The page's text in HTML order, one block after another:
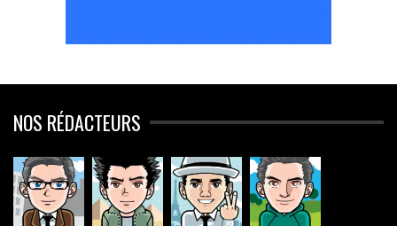
NOS RÉDACTEURS